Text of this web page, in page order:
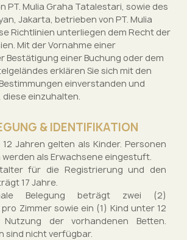
PT. Mulia Graha Tatalestari, sowie des
Jakarta, betrieben von PT. Mulia
Richtlinien unterliegen dem Recht der
Mit der Vornahme einer
Bestätigung einer Buchung oder dem
erklären Sie sich mit den
einverstanden und
einzuhalten.
& IDENTIFIKATION
Jahren gelten als Kinder. Personen
werden als Erwachsene eingestuft.
für die Registrierung und den
17 Jahre.
Belegung beträgt zwei (2)
Zimmer sowie ein (1) Kind unter 12
der vorhandenen Betten.
sind nicht verfügbar.